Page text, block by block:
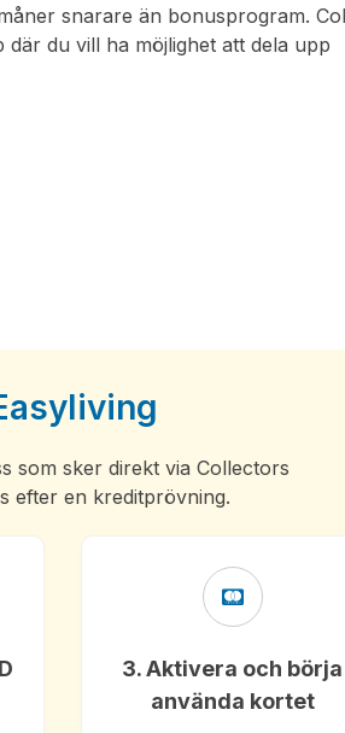
snarare än bonusprogram.
du vill ha möjlighet att dela upp
som sker direkt via Collectors
efter en kreditprövning.
3. Aktivera och börja
använda kortet